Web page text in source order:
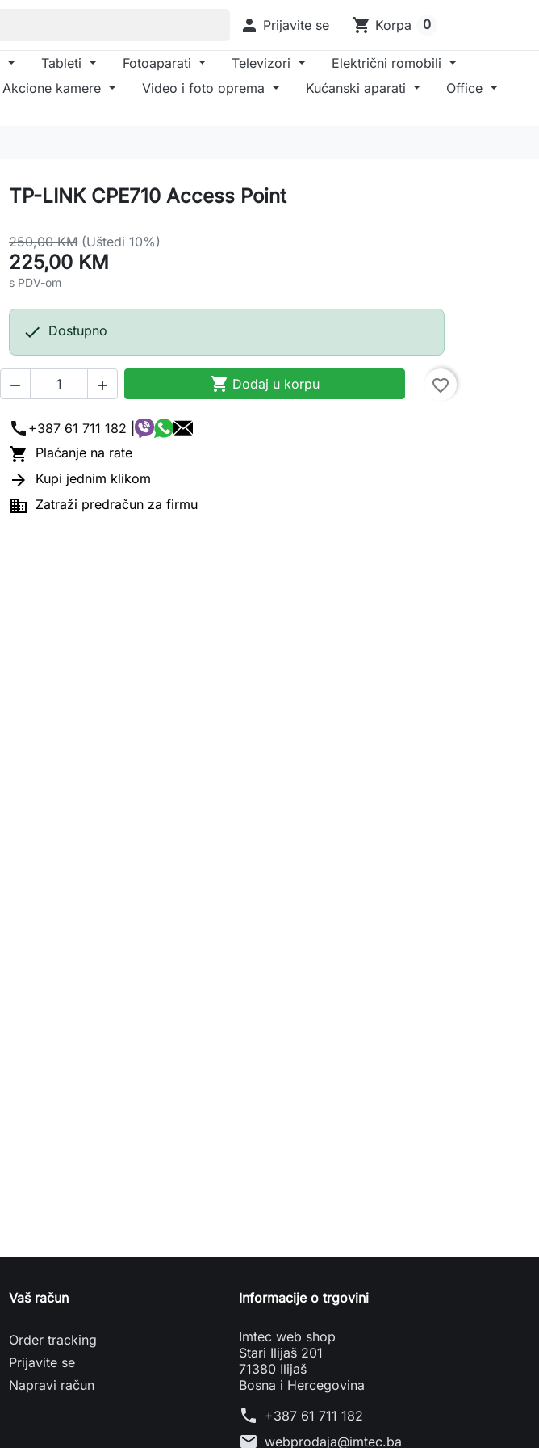
 Prijavite se shopping_cart Korpa 0
Tableti Fotoaparati Televizori
Električni romobili
Akcione kamere Video i foto oprema Kućanski aparati
Office
TP-LINK CPE710 Access Point
250,00 KM (Uštedi 10%)
225,00 KM
s PDV-om
 Dostupno
   Dodaj u korpu favorite_border
call +387 61 711 182 |
 Plaćanje na rate
 Kupi jednim klikom
 Zatraži predračun za firmu
Vaš račun
Order tracking
Prijavite se
Napravi račun
Informacije o trgovini
Imtec web shop
Stari Ilijaš 201
71380 Ilijaš
Bosna i Hercegovina
phone +387 61 711 182
mail webprodaja@imtec.ba